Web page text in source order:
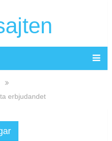
erbjudandet